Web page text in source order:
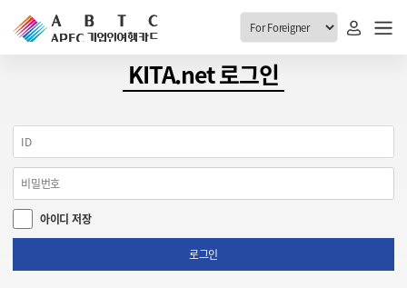
ABTC 전체메뉴
안내
ABTC 제도 소개
VABTC 안내
발급 자격요건
신청진행 현황
소지자 현황
고객센터
KITA.net 로그인
아이디 저장
로그인